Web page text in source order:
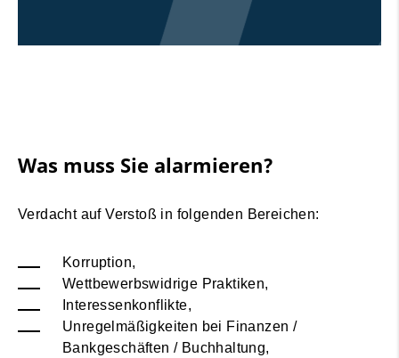
Was muss Sie alarmieren?
Verdacht auf Verstoß in folgenden Bereichen:
Korruption,
Wettbewerbswidrige Praktiken,
Interessenkonflikte,
Unregelmäßigkeiten bei Finanzen /
Bankgeschäften / Buchhaltung,